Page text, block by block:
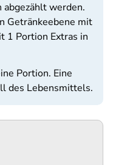
werden.
Getränkeebene mit
1 Portion Extras in
Portion. Eine
des Lebensmittels.